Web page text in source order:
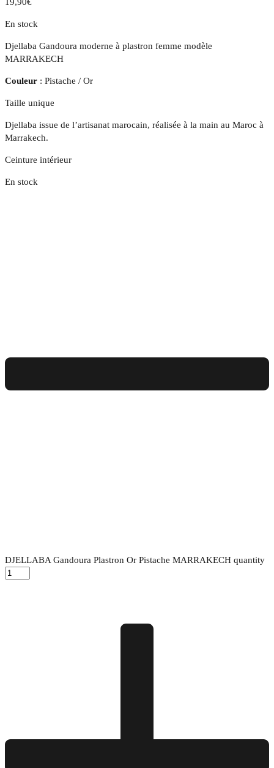
En stock
Djellaba Gandoura moderne à plastron femme modèle
MARRAKECH
Couleur : Pistache / Or
Taille unique
Djellaba issue de l’artisanat marocain, réalisée à la main au Maroc à
Marrakech.
Ceinture intérieur
En stock
DJELLABA Gandoura Plastron Or Pistache MARRAKECH quantity